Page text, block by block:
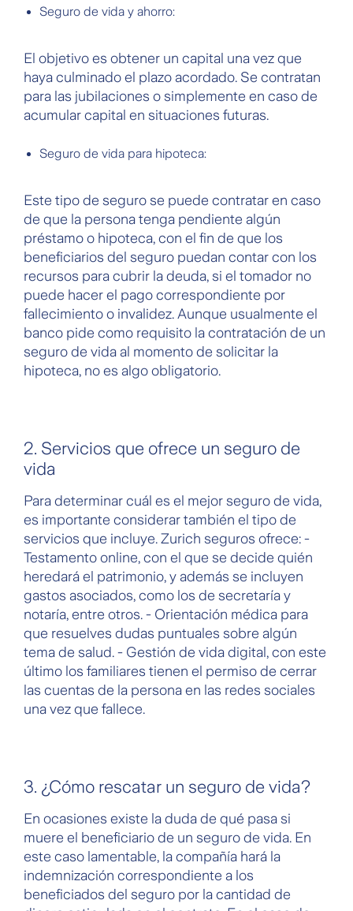
Seguro de vida y ahorro:
El objetivo es obtener un capital una vez que
haya culminado el plazo acordado. Se contratan
para las jubilaciones o simplemente en caso de
acumular capital en situaciones futuras.
Seguro de vida para hipoteca:
Este tipo de seguro se puede contratar en caso
de que la persona tenga pendiente algún
préstamo o hipoteca, con el fin de que los
beneficiarios del seguro puedan contar con los
recursos para cubrir la deuda, si el tomador no
puede hacer el pago correspondiente por
fallecimiento o invalidez. Aunque usualmente el
banco pide como requisito la contratación de un
seguro de vida al momento de solicitar la
hipoteca, no es algo obligatorio.
2. Servicios que ofrece un seguro de
vida
Para determinar cuál es el mejor seguro de vida,
es importante considerar también el tipo de
servicios que incluye. Zurich seguros ofrece: -
Testamento online, con el que se decide quién
heredará el patrimonio, y además se incluyen
gastos asociados, como los de secretaría y
notaría, entre otros. - Orientación médica para
que resuelves dudas puntuales sobre algún
tema de salud. - Gestión de vida digital, con este
último los familiares tienen el permiso de cerrar
las cuentas de la persona en las redes sociales
una vez que fallece.
3. ¿Cómo rescatar un seguro de vida?
En ocasiones existe la duda de qué pasa si
muere el beneficiario de un seguro de vida. En
este caso lamentable, la compañía hará la
indemnización correspondiente a los
beneficiados del seguro por la cantidad de